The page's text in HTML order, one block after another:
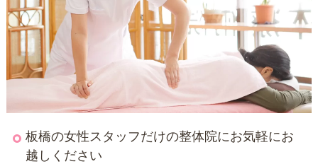
板橋の女性スタッフだけの整体院にお気軽にお
越しください